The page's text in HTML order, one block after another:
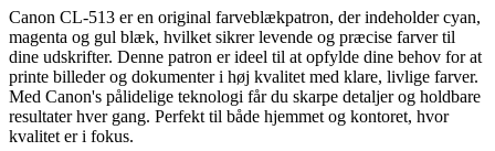
Canon CL-513 er en original farveblækpatron, der indeholder cyan,
magenta og gul blæk, hvilket sikrer levende og præcise farver til
dine udskrifter. Denne patron er ideel til at opfylde dine behov for at
printe billeder og dokumenter i høj kvalitet med klare, livlige farver.
Med Canon's pålidelige teknologi får du skarpe detaljer og holdbare
resultater hver gang. Perfekt til både hjemmet og kontoret, hvor
kvalitet er i fokus.